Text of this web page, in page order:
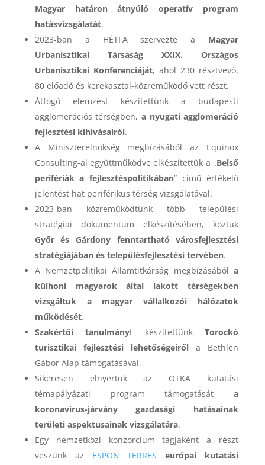
Magyar határon átnyúló operatív program
hatásvizsgálatát.
2023-ban a HÉTFA szervezte a Magyar
Urbanisztikai Társaság XXIX. Országos
Urbanisztikai Konferenciáját, ahol 230 résztvevő,
80 előadó és kerekasztal-közreműködő vett részt.
Átfogó elemzést készítettünk a budapesti
agglomerációs térségben, a nyugati agglomeráció
fejlesztési kihívásairól.
A Miniszterelnökség megbízásából az Equinox
Consulting-al együttműködve elkészítettük a „Belső
perifériák a fejlesztéspolitikában” című értékelő
jelentést hat periférikus térség vizsgálatával.
2023-ban közreműködtünk több települési
stratégiai dokumentum elkészítésében, köztük
Győr és Gárdony fenntartható városfejlesztési
stratégiájában és településfejlesztési tervében.
A Nemzetpolitikai Államtitkárság megbízásából a
külhoni magyarok által lakott térségekben
vizsgáltuk a magyar vállalkozói hálózatok
működését.
Szakértői tanulmányt készítettünkTorockó
turisztikai fejlesztési lehetőségeiről a Bethlen
Gábor Alap támogatásával.
Sikeresen elnyertük az OTKA kutatási
témapályázati program támogatásáta
koronavírus-járvány gazdasági hatásainak
területi aspektusainak vizsgálatára.
Egy nemzetközi konzorcium tagjaként a részt
veszünk az ESPON TERRES európai kutatási